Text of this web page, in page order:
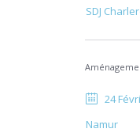
SDJ
24
Namur